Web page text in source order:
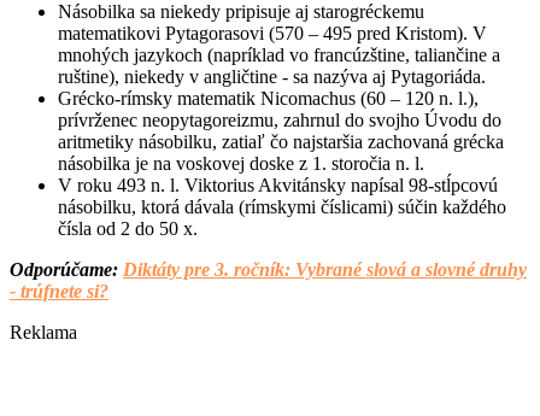
Násobilka sa niekedy pripisuje aj starogréckemu
matematikovi Pytagorasovi (570 – 495 pred Kristom). V
mnohých jazykoch (napríklad vo francúzštine, taliančine a
ruštine), niekedy v angličtine - sa nazýva aj Pytagoriáda.
Grécko-rímsky matematik Nicomachus (60 – 120 n. l.),
prívrženec neopytagoreizmu, zahrnul do svojho Úvodu do
aritmetiky násobilku, zatiaľ čo najstaršia zachovaná grécka
násobilka je na voskovej doske z 1. storočia n. l.
V roku 493 n. l. Viktorius Akvitánsky napísal 98-stĺpcovú
násobilku, ktorá dávala (rímskymi číslicami) súčin každého
čísla od 2 do 50 x.
Odporúčame: Diktáty pre 3. ročník: Vybrané slová a slovné druhy
- trúfnete si?
Reklama